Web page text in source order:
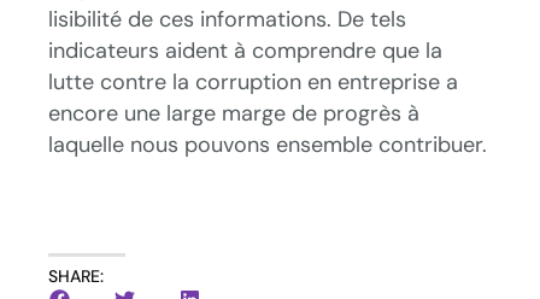
lisibilité de ces informations. De tels
indicateurs aident à comprendre que la
lutte contre la corruption en entreprise a
encore une large marge de progrès à
laquelle nous pouvons ensemble contribuer.
SHARE: